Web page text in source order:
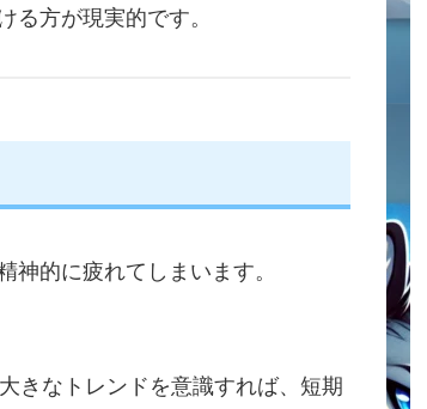
る方が現実的です。
的に疲れてしまいます。
きなトレンドを意識すれば、短期